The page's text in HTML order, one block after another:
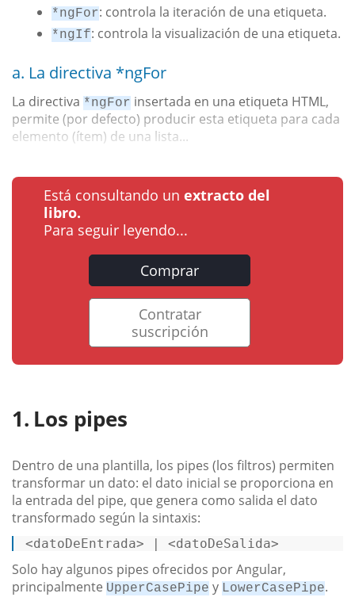
*ngFor: controla la iteración de una etiqueta.
*ngIf: controla la visualización de una etiqueta.
a. La directiva *ngFor
La directiva *ngFor insertada en una etiqueta HTML,
permite (por defecto) producir esta etiqueta para cada
elemento (ítem) de una lista...
Está consultando un extracto del
libro.
Para seguir leyendo...
Comprar
Contratar
suscripción
Los pipes
Dentro de una plantilla, los pipes (los filtros) permiten
transformar un dato: el dato inicial se proporciona en
la entrada del pipe, que genera como salida el dato
transformado según la sintaxis:
<datoDeEntrada> | <datoDeSalida>
Solo hay algunos pipes ofrecidos por Angular,
principalmente UpperCasePipe y LowerCasePipe.